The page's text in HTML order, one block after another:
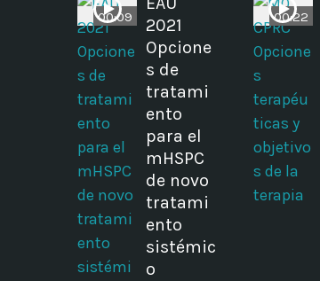
00:09
2021
Opcione
s de
tratami
ento
para el
mHSPC
de novo
tratami
ento
sistémic
o
00:22